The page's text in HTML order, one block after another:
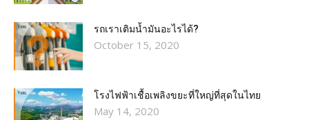
รถเราเติมน้ำมันอะไรได้?​
October 15, 2020
โรงไฟฟ้าเชื้อเพลิงขยะที่ใหญ่ที่สุดในไทย
May 14, 2020